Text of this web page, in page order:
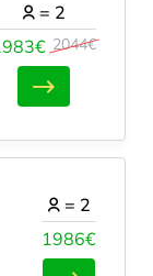
2044€
= 2
1986€
= 2